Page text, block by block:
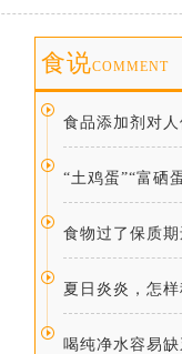
食说COMMENT
食品添加剂对
“土鸡蛋”“富硒
食物过了保质
夏日炎炎，怎
喝纯净水容易